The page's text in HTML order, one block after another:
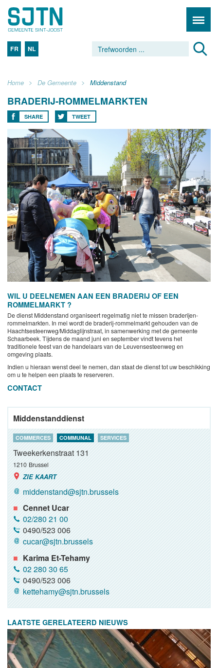
FR NL
Home De Gemeente Middenstand
BRADERIJ-ROMMELMARKTEN
SHARE TWEET
WIL U DEELNEMEN AAN EEN BRADERIJ OF EEN
ROMMELMARKT ?
De dienst Middenstand organiseert regelmatig niet te missen braderijen-
rommelmarkten. In mei wordt de braderij-rommelmarkt gehouden van de
Haachtsesteenweg/Middaglijnstraat, in samenwerking met de gemeente
Schaarbeek. Tijdens de maand juni en september vindt tevens het
traditionele feest van de handelaars van de Leuvensesteenweg en
omgeving plaats.
Indien u hieraan wenst deel te nemen, dan staat de dienst tot uw beschikking
om u te helpen een plaats te reserveren.
CONTACT
Middenstanddienst
COMMERCES COMMUNAL SERVICES
Tweekerkenstraat 131
1210 Brussel
ZIE KAART
middenstand@sjtn.brussels
Cennet Ucar
02/280 21 00
0490/523 006
cucar@sjtn.brussels
Karima Et-Tehamy
02 280 30 65
0490/523 006
kettehamy@sjtn.brussels
LAATSTE GERELATEERD NIEUWS